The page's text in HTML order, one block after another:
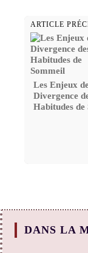
ARTICLE
Les Enjeux
Divergence
Habitudes de
DANS LA